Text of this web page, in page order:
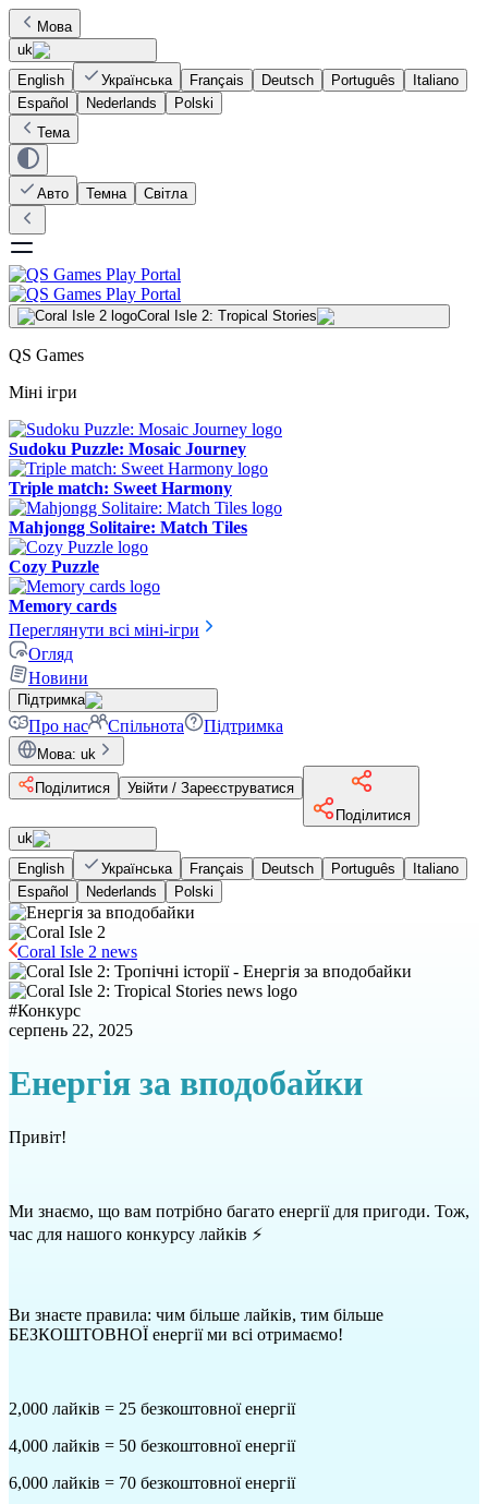
Мова
uk
English
Українська Français Deutsch Português
Italiano
Español
Nederlands
Polski
Тема
Авто Темна Світла
Coral Isle 2: Tropical Stories
QS Games
Міні ігри
Sudoku Puzzle: Mosaic Journey
Triple match: Sweet Harmony
Mahjongg Solitaire: Match Tiles
Cozy Puzzle
Memory cards
Переглянути всі міні-ігри
Огляд
Новини
Підтримка
Про нас Спільнота Підтримка
Мова: uk
Поділитися
Увійти / Зареєструватися
Поділитися
uk
English
Українська Français Deutsch Português
Italiano
Español
Nederlands Polski
Coral Isle 2 news
#Конкурс
серпень 22, 2025
Енергія за вподобайки
Привіт!
Ми знаємо, що вам потрібно багато енергії для пригоди. Тож,
час для нашого конкурсу лайків ⚡
Ви знаєте правила: чим більше лайків, тим більше
БЕЗКОШТОВНОЇ енергії ми всі отримаємо!
2,000 лайків = 25 безкоштовної енергії
4,000 лайків = 50 безкоштовної енергії
6,000 лайків = 70 безкоштовної енергії